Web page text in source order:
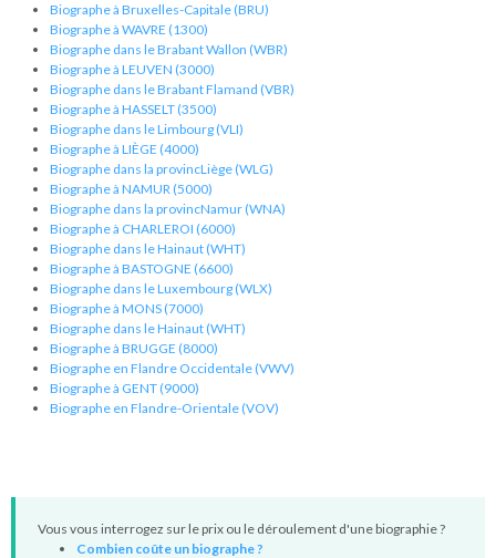
Biographe à Bruxelles-Capitale (BRU)
Biographe à WAVRE (1300)
Biographe dans le Brabant Wallon (WBR)
Biographe à LEUVEN (3000)
Biographe dans le Brabant Flamand (VBR)
Biographe à HASSELT (3500)
Biographe dans le Limbourg (VLI)
Biographe à LIÈGE (4000)
Biographe dans la provincLiège (WLG)
Biographe à NAMUR (5000)
Biographe dans la provincNamur (WNA)
Biographe à CHARLEROI (6000)
Biographe dans le Hainaut (WHT)
Biographe à BASTOGNE (6600)
Biographe dans le Luxembourg (WLX)
Biographe à MONS (7000)
Biographe dans le Hainaut (WHT)
Biographe à BRUGGE (8000)
Biographe en Flandre Occidentale (VWV)
Biographe à GENT (9000)
Biographe en Flandre-Orientale (VOV)
Vous vous interrogez sur le prix ou le déroulement d'une biographie ?
Combien coûte un biographe ?